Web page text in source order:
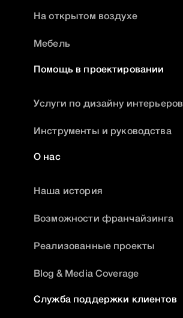
На открытом воздухе
Мебель
Помощь в проектировании
Услуги по дизайну интерьеров
Инструменты и руководства
О нас
Наша история
Возможности франчайзинга
Реализованные проекты
Blog & Media Coverage
Служба поддержки клиентов